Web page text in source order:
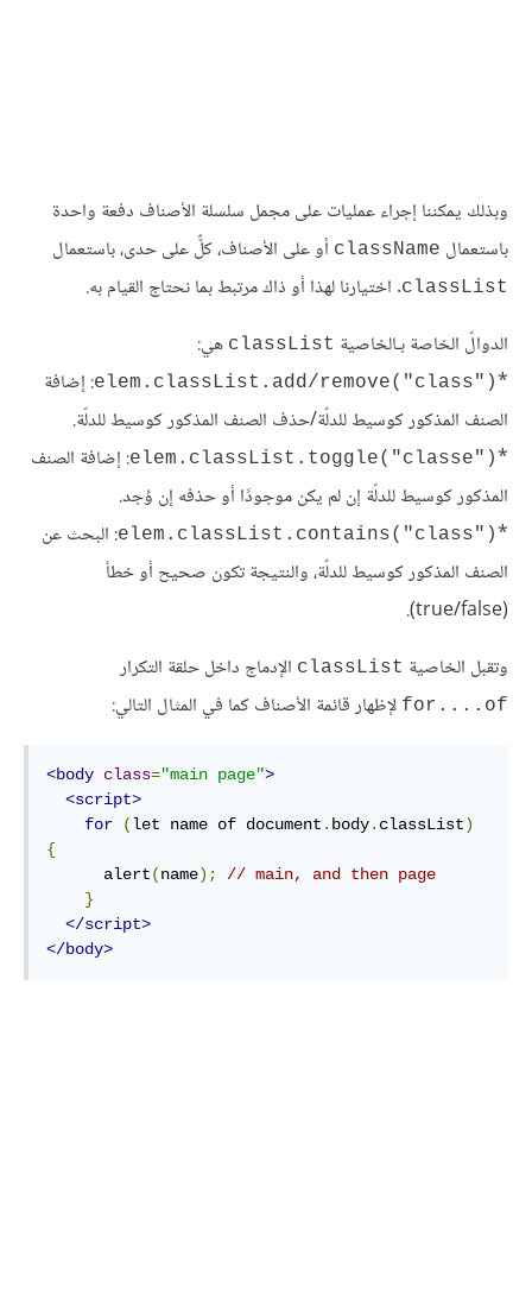
وبذلك يمكننا إجراء عمليات على مجمل سلسلة الأصناف دفعة واحدة
باستعمال className أو على الأصناف، كلٌّ على حدى، باستعمال
classList. اختيارنا لهذا أو ذاك مرتبط بما نحتاج القيام به.
الدوالّ الخاصة بـالخاصية classList هي:
*
elem.classList.add/remove("class")‎: إضافة
الصنف المذكور كوسيط للدلّة/حذف الصنف المذكور كوسيط للدلّة.
*
elem.classList.toggle("classe")‎: إضافة الصنف
المذكور كوسيط للدلّة إن لم يكن موجودًا أو حذفه إن وُجد.
*
elem.classList.contains("class")‎: البحث عن
الصنف المذكور كوسيط للدلّة، والنتيجة تكون صحيح أو خطأ
(true/false).
وتقبل الخاصية classList الإدماج داخل حلقة التكرار
for....of لإظهار قائمة الأصناف كما في المثال التالي:
<body class="main page">
<script>
for
(let name of document . body. classList)
{
      alert
(name);
// main, and then page
}
</script>
</body>